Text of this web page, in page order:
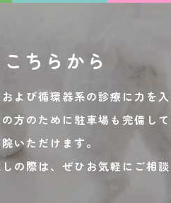
こちらから
よび循環器系の診療に力を
方のために駐車場も完備して
いただけます。
の際は、ぜひお気軽にご相談